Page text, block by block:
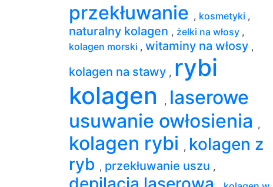
przekłuwanie , kosmetyki ,
naturalny kolagen , żelki na włosy ,
kolagen morski , witaminy na włosy ,
kolagen na stawy , rybi
kolagen
, laserowe
usuwanie owłosienia ,
kolagen rybi , kolagen z
ryb , przekłuwanie uszu ,